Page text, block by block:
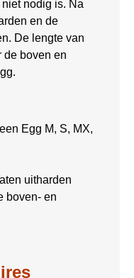
nodig is. Na
en de
De lengte van
de boven en
Egg M, S, MX,
uitharden
boven- en